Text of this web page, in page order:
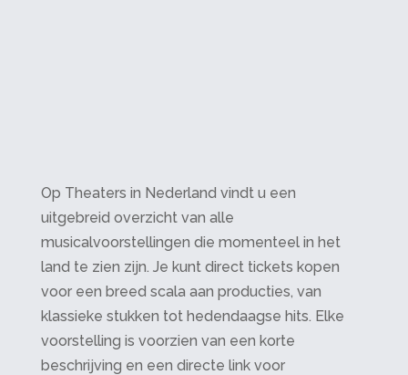
Op Theaters in Nederland vindt u een
uitgebreid overzicht van alle
musicalvoorstellingen die momenteel in het
land te zien zijn. Je kunt direct tickets kopen
voor een breed scala aan producties, van
klassieke stukken tot hedendaagse hits. Elke
voorstelling is voorzien van een korte
beschrijving en een directe link voor